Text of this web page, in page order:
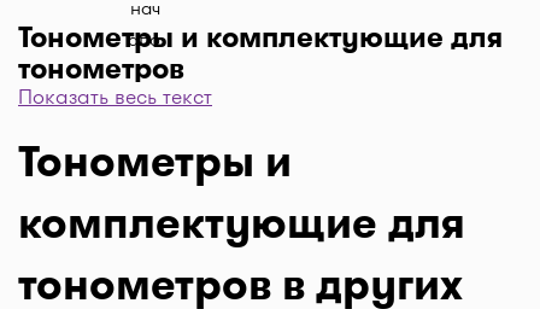
Тонометры и комплектующие для
тонометров
Тонометрия - это диагностический тест, измеряющий
внутриглазным давлением (ВГД). Это измерение может
помочь вашему врачу определить, есть ли у вас риск
развития глаукомы.
Глаукома - это серьезное заболевание глаз, которое
В большинстве случаев глаукомы жидкость, которая
Показать весь текст
Тонометры и
комплектующие для
тонометров в других